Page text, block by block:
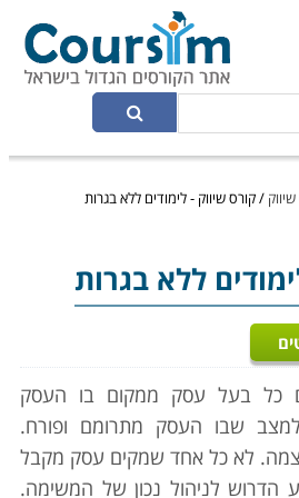
/קורס שיווק - לימודים ללא בגרות
ללא בגרות
כל בעל עסק ממקום בו העסק
למצב שבו העסק מתרומם ופורח.
לא כל אחד שמקים עסק מקבל
הדרוש לניהול נכון של המשימה.